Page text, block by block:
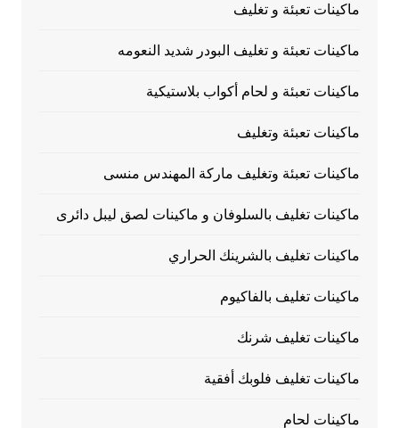
ماكينات تعبئة و تغليف
ماكينات تعبئة و تغليف البودر شديد النعومه
ماكينات تعبئة و لحام أكواب بلاستيكية
ماكينات تعبئة وتغليف
ماكينات تعبئة وتغليف ماركة المهندس منسى
ماكينات تغليف بالسلوفان و ماكينات لصق ليبل دائرى
ماكينات تغليف بالشرينك الحراري
ماكينات تغليف بالفاكيوم
ماكينات تغليف شرنك
ماكينات تغليف فلوبك أفقية
ماكينات لحام